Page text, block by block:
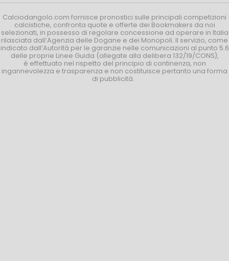
Calciodangolo.com fornisce pronostici sulle principali competizioni
calcistiche, confronta quote e offerte dei Bookmakers da noi
selezionati, in possesso di regolare concessione ad operare in Italia
rilasciata dall’Agenzia delle Dogane e dei Monopoli. Il servizio, come
indicato dall’Autorità per le garanzie nelle comunicazioni al punto 5.6
delle proprie Linee Guida (allegate alla delibera 132/19/CONS),
è effettuato nel rispetto del principio di continenza, non
ingannevolezza e trasparenza e non costituisce pertanto una forma
di pubblicità.